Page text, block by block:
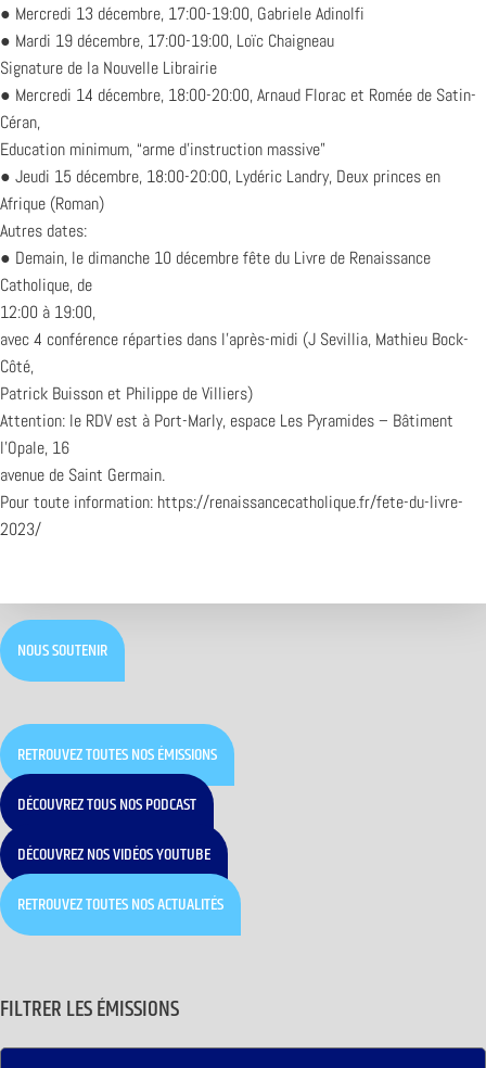
● Mercredi 13 décembre, 17:00-19:00, Gabriele Adinolfi
● Mardi 19 décembre, 17:00-19:00, Loïc Chaigneau
Signature de la Nouvelle Librairie
● Mercredi 14 décembre, 18:00-20:00, Arnaud Florac et Romée de Satin-
Céran,
Education minimum, “arme d’instruction massive”
● Jeudi 15 décembre, 18:00-20:00, Lydéric Landry, Deux princes en
Afrique (Roman)
Autres dates:
● Demain, le dimanche 10 décembre fête du Livre de Renaissance
Catholique, de
12:00 à 19:00,
avec 4 conférence réparties dans l’après-midi (J Sevillia, Mathieu Bock-
Côté,
Patrick Buisson et Philippe de Villiers)
Attention: le RDV est à Port-Marly, espace Les Pyramides – Bâtiment
l’Opale, 16
avenue de Saint Germain.
Pour toute information: https://renaissancecatholique.fr/fete-du-livre-
2023/
NOUS SOUTENIR
RETROUVEZ TOUTES NOS ÉMISSIONS
DÉCOUVREZ TOUS NOS PODCAST
DÉCOUVREZ NOS VIDÉOS YOUTUBE
RETROUVEZ TOUTES NOS ACTUALITÉS
FILTRER LES ÉMISSIONS